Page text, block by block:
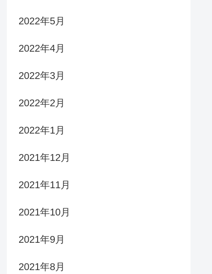
2022年5月
2022年4月
2022年3月
2022年2月
2022年1月
2021年12月
2021年11月
2021年10月
2021年9月
2021年8月